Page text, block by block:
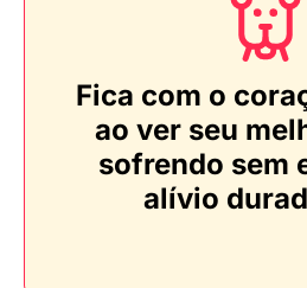
Fica com o
ao ver seu
sofrendo sem
alívio